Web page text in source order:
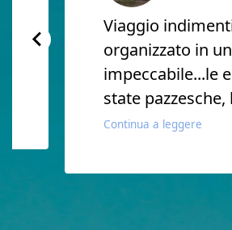
Viaggio
organizzato in un
impeccabile...le
state pazzesche,
Continua a leggere